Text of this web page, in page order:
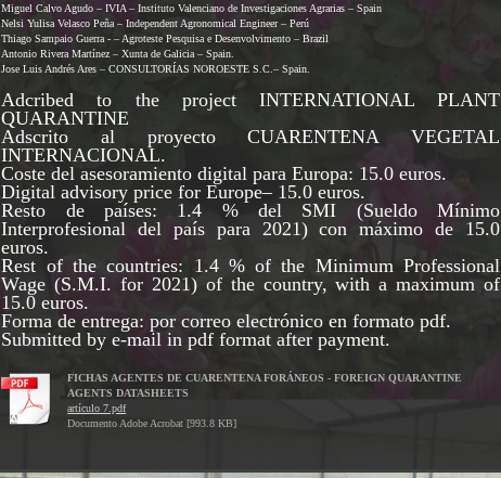
Miguel Calvo Agudo – IVIA – Instituto Valenciano de Investigaciones Agrarias – Spain
Nelsi Yulisa Velasco Peña – Independent Agronomical Engineer – Perú
Thiago Sampaio Guerra - – Agroteste Pesquisa e Desenvolvimento – Brazil
Antonio Rivera Martínez – Xunta de Galicia – Spain.
Jose Luis Andrés Ares – CONSULTORÍAS NOROESTE S.C.– Spain.
Adcribed to the project INTERNATIONAL PLANT
QUARANTINE
Adscrito al proyecto CUARENTENA VEGETAL
INTERNACIONAL.
Coste del asesoramiento digital para Europa: 15.0 euros.
Digital advisory price for Europe– 15.0 euros.
Resto de países: 1.4 % del SMI (Sueldo Mínimo
Interprofesional del país para 2021) con máximo de 15.0
euros.
Rest of the countries: 1.4 % of the Minimum Professional
Wage (S.M.I. for 2021) of the country, with a maximum of
15.0 euros.
Forma de entrega: por correo electrónico en formato pdf.
Submitted by e-mail in pdf format after payment.
FICHAS AGENTES DE CUARENTENA FORÁNEOS - FOREIGN QUARANTINE
AGENTS DATASHEETS
artículo 7.pdf
Documento Adobe Acrobat [993.8 KB]